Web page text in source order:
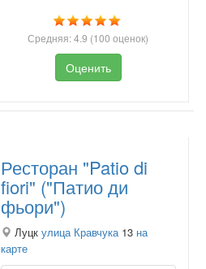
Средняя:4.9 (100 оценок)
Оценить
Ресторан "Patio di
fiori" ("Патио ди
фьори")
Луцк улица Кравчука13 на
карте